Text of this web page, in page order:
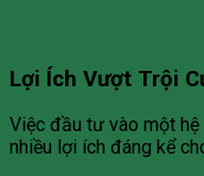
Lợi Ích Vượt Trội
Việc đầu tư vào một
nhiều lợi ích đáng kể